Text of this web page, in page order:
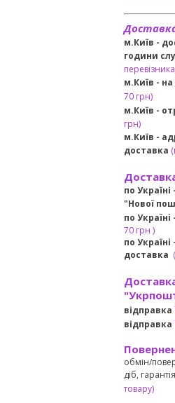
м.Київ -
години
м.Київ -
70 грн)
м.Київ -
грн)
м.Київ -
доставка (
по Україні -
"Нової
по
70 грн )
по
доставка (
відправка
відправка
обмін/
діб,
товару)